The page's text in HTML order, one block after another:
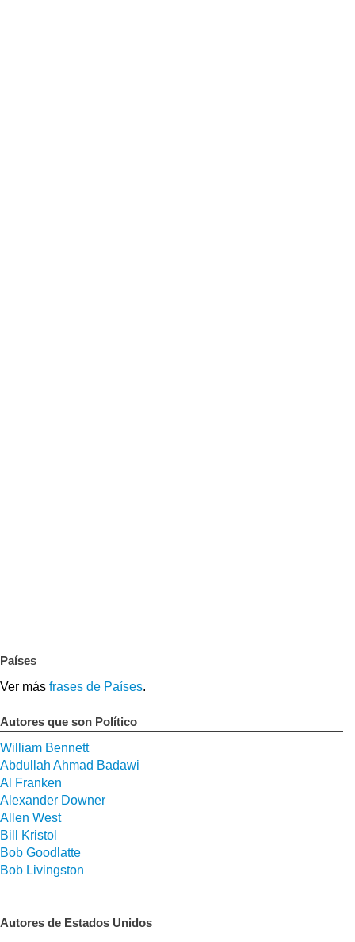
Países
Ver más frases de Países.
Autores que son Político
William Bennett
Abdullah Ahmad Badawi
Al Franken
Alexander Downer
Allen West
Bill Kristol
Bob Goodlatte
Bob Livingston
Autores de Estados Unidos